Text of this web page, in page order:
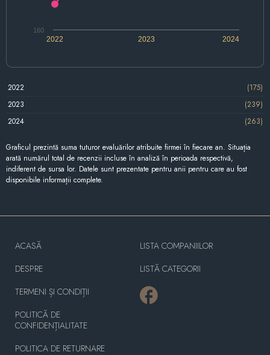
2022 2024
2023
160
2022
(175)
2023
(239)
2024
(263)
Graficul prezintă suma tuturor evaluărilor atribuite firmei în fiecare an. Situația
arată numărul total de recenzii incluse în analiză în perioada respectivă,
indiferent de sursa lor. Datele sunt prezentate pentru anii pentru care au fost
disponibile informații complete.
ACASĂ
DESPRE
TERMENI ȘI CONDIȚII
POLITICĂ DE
CONFIDENȚIALITATE
POLITICA DE RETURNARE
LISTA COMPANIILOR
LISTĂ CATEGORII